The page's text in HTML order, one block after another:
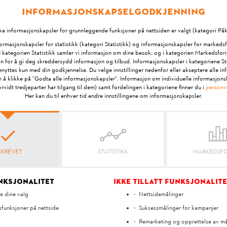
arbeidsplassen som er spesielt utformet for
flåteadministrasjon. Dersom du kun benytter STIHL
og visningsmuligheter for STIHL connected være
Hjalp svaret?
nei
Informasjonskapselgodkjenning
informasjonskapsler for grunnleggende funksjoner på nettsiden er valgt (kategori
for statistikk (kategori Statistikk) og informasjonskapsler for
Statistikk samler vi informasjon om dine besøk, og i kategorien
for å gi deg skreddersydd informasjon og tilbud. Informasjonskapsler i kategoriene
kun med din godkjennelse. Du velge innstillinger nedenfor eller akseptere alle
å klikke på "Godta alle informasjonskapsler". Informasjon om individuelle
tredjeparter har tilgang til dem) samt fordelingen i kategoriene finner du i
Her kan du til enhver tid endre innstillingene om informasjonskapsler.
STATISTIKK
dine valg
på nettside
Ikke tillatt
Nettsidemålinger
Suksessmålinger for kampanjer
Remarketing og opprettelse av